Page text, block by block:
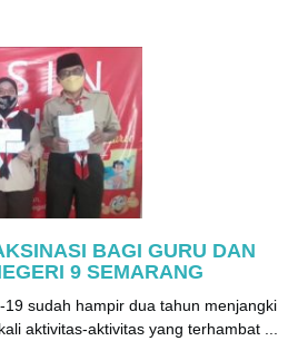
BAGI GURU DAN
9 SEMARANG
sudah hampir dua tahun menjangki
aktivitas-aktivitas yang terhambat ...